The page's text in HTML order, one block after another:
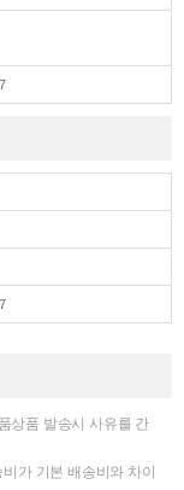
상품 발송시 사유를 간
가 기본 배송비와 차이